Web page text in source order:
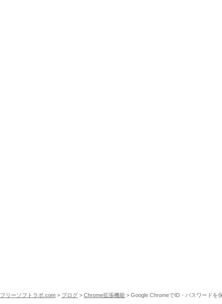
フリーソフトラボ.com > ブログ > Chrome拡張機能 > Google ChromeでID・パスワードを